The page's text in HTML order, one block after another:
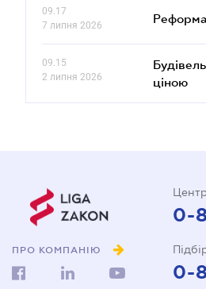
09.17
7 липня 2026
Реформа
09.15
2 липня 2026
ціною
ПРО КОМПАНІЮ
0-
0-